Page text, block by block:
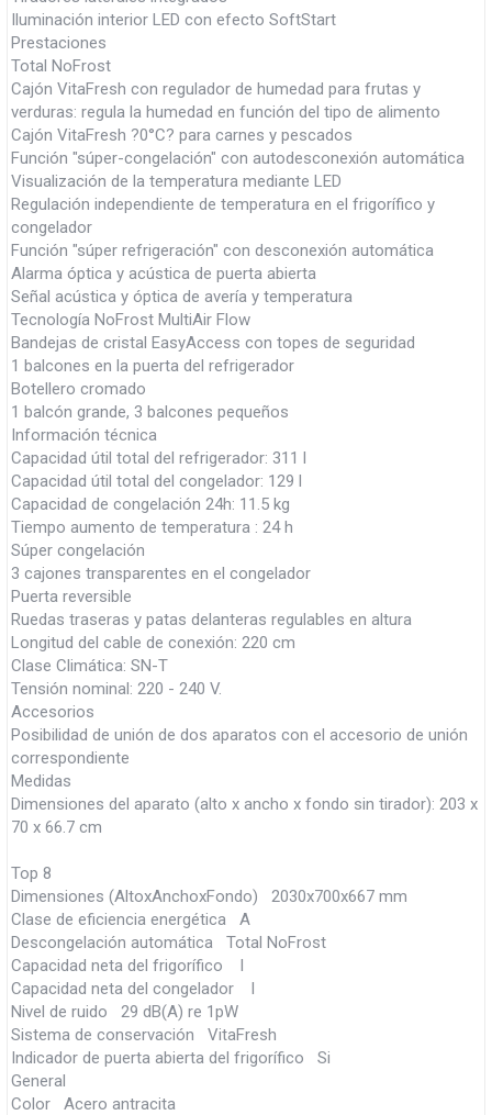
Iluminación interior LED con efecto SoftStart
Prestaciones
Total NoFrost
Cajón VitaFresh con regulador de humedad para frutas y
verduras: regula la humedad en función del tipo de alimento
Cajón VitaFresh ?0°C? para carnes y pescados
Función "súper-congelación" con autodesconexión automática
Visualización de la temperatura mediante LED
Regulación independiente de temperatura en el frigorífico y
congelador
Función "súper refrigeración" con desconexión automática
Alarma óptica y acústica de puerta abierta
Señal acústica y óptica de avería y temperatura
Tecnología NoFrost MultiAir Flow
Bandejas de cristal EasyAccess con topes de seguridad
1 balcones en la puerta del refrigerador
Botellero cromado
1 balcón grande, 3 balcones pequeños
Información técnica
Capacidad útil total del refrigerador: 311 l
Capacidad útil total del congelador: 129 l
Capacidad de congelación 24h: 11.5 kg
Tiempo aumento de temperatura : 24 h
Súper congelación
3 cajones transparentes en el congelador
Puerta reversible
Ruedas traseras y patas delanteras regulables en altura
Longitud del cable de conexión: 220 cm
Clase Climática: SN-T
Tensión nominal: 220 - 240 V.
Accesorios
Posibilidad de unión de dos aparatos con el accesorio de unión
correspondiente
Medidas
Dimensiones del aparato (alto x ancho x fondo sin tirador): 203 x
70 x 66.7 cm
Top 8
Dimensiones (AltoxAnchoxFondo) 2030x700x667 mm
Clase de eficiencia energética A
Descongelación automática Total NoFrost
Capacidad neta del frigorífico l
Capacidad neta del congelador l
Nivel de ruido 29 dB(A) re 1pW
Sistema de conservación VitaFresh
Indicador de puerta abierta del frigorífico Si
General
Color Acero antracita